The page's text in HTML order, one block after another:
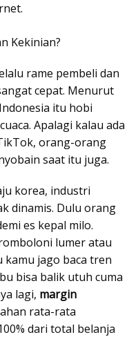
Kekinian?
rame pembeli dan
cepat. Menurut
itu hobi
Apalagi kalau ada
orang-orang
saat itu juga.
korea, industri
dinamis. Dulu orang
es kepal milo.
lumer atau
kamu jago baca tren
bisa balik utuh cuma
lagi, margin
rata-rata
dari total belanja